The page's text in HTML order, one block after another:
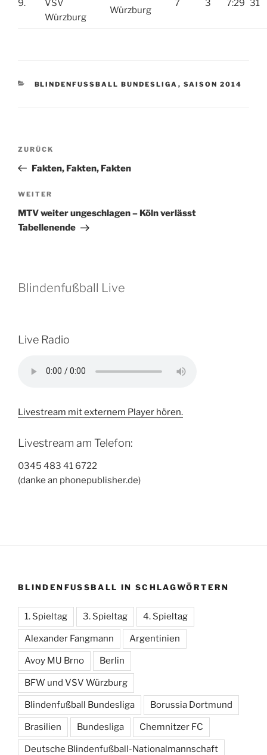
9.
Würzburg
7 3 7:29 31
KATEGORIEN
BLINDENFUSSBALL BUNDESLIGA , SAISON 2014
Beitragsnavigation
Vorheriger
Beitrag
ZURÜCK
Fakten, Fakten, Fakten
Nächster
Beitrag
WEITER
MTV weiter ungeschlagen – Köln verlässt
Tabellenende
Blindenfußball Live
Live Radio
Livestream mit externem Player hören.
Livestream am Telefon:
0345 483 41 6722
(danke an phonepublisher.de)
BLINDENFUSSBALL IN SCHLAGWÖRTERN
1. Spieltag 3. Spieltag 4. Spieltag
Alexander Fangmann Argentinien
Avoy MU Brno Berlin
BFW und VSV Würzburg
Blindenfußball Bundesliga Borussia Dortmund
Brasilien Bundesliga Chemnitzer FC
Deutsche Blindenfußball-Nationalmannschaft